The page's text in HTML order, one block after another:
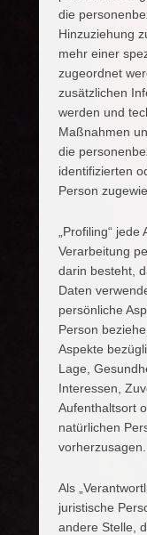
die
Hinzuziehung
mehr einer
zugeordnet
zusätzlichen
werden und
Maßnahmen
die
identifizierten
Person
„Profiling“
Verarbeitung
darin besteht,
Daten
persönliche
Person
Aspekte
Lage,
Interessen,
Aufenthaltsort
natürlichen
vorherzusagen.
Als
juristische
andere Stelle,